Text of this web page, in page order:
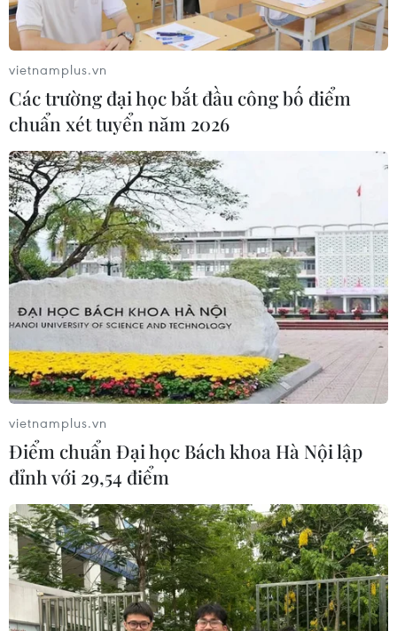
vietnamplus.vn
Các trường đại học bắt đầu công bố điểm
chuẩn xét tuyển năm 2026
vietnamplus.vn
Điểm chuẩn Đại học Bách khoa Hà Nội lập
đỉnh với 29,54 điểm